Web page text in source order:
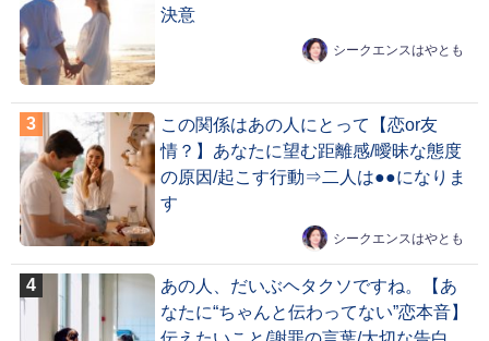
決意
シークエンスはやとも
この関係はあの人にとって【恋or友
情？】あなたに望む距離感/曖昧な態度
の原因/起こす行動⇒二人は●●になりま
す
シークエンスはやとも
あの人、だいぶヘタクソですね。【あ
なたに“ちゃんと伝わってない”恋本音】